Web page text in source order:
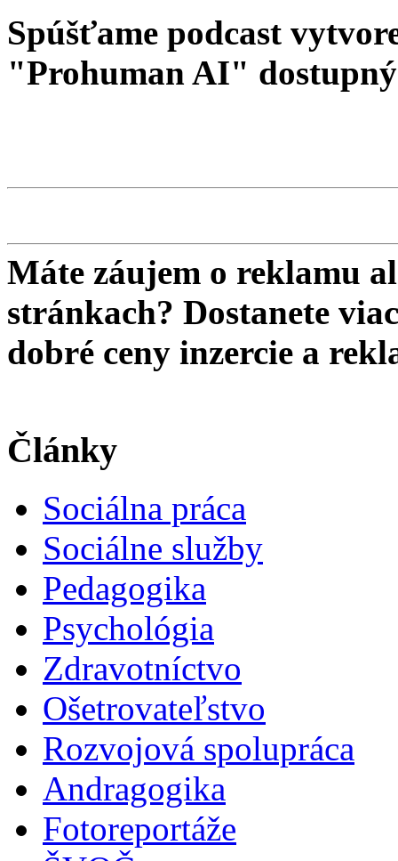
Spúšťame podcast
"Prohuman AI"
Máte záujem o reklamu
stránkach? Dostanete
dobré ceny inzercie a
Články
Sociálna práca
Sociálne služby
Pedagogika
Psychológia
Zdravotníctvo
Ošetrovateľstvo
Rozvojová spolupráca
Andragogika
Fotoreportáže